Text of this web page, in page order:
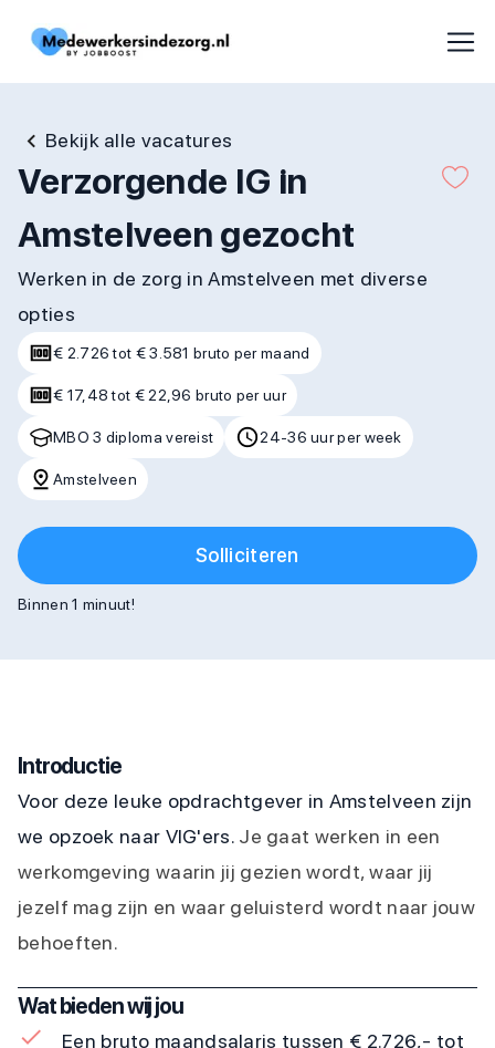
Bekijk alle vacatures
Verzorgende IG in
Amstelveen gezocht
Werken in de zorg in Amstelveen met diverse
opties
€ 2.726 tot € 3.581 bruto per maand
€ 17,48 tot € 22,96 bruto per uur
MBO 3 diploma vereist 24-36 uur per week
Amstelveen
Solliciteren
Binnen 1 minuut!
Introductie
Voor deze leuke opdrachtgever in Amstelveen zijn
we opzoek naar VIG'ers. Je gaat werken in een
werkomgeving waarin jij gezien wordt, waar jij
jezelf mag zijn en waar geluisterd wordt naar jouw
behoeften.
Wat bieden wij jou
Een bruto maandsalaris tussen € 2.726,- tot